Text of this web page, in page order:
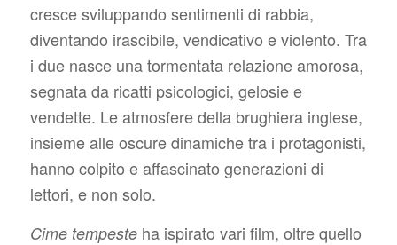
cresce sviluppando sentimenti di rabbia,
diventando irascibile, vendicativo e violento. Tra
i due nasce una tormentata relazione amorosa,
segnata da ricatti psicologici, gelosie e
vendette. Le atmosfere della brughiera inglese,
insieme alle oscure dinamiche tra i protagonisti,
hanno colpito e affascinato generazioni di
lettori, e non solo.
Cime tempesteha ispirato vari film, oltre quello